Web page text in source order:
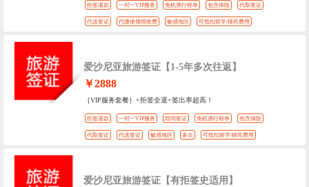
拒签退款 一对一VIP服务 免机酒行程单 包含保险 代取签证
代送签证 代缴使领馆收费 敏感地区 可抵扣留学/移民费用
爱沙尼亚旅游签证【1-5年多次往返】
￥2888
｛VIP服务套餐｝+拒签全退+签出率超高！
拒签退款 一对一VIP服务 陪同签证 免机酒行程单 包含保险
代取签证 代送签证 敏感地区 多次 可抵扣留学/移民费用
爱沙尼亚旅游签证【有拒签史适用】